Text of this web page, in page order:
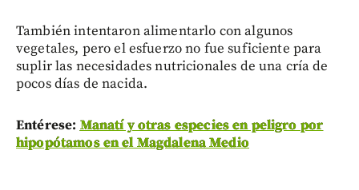
También intentaron alimentarlo con algunos
vegetales, pero el esfuerzo no fue suficiente para
suplir las necesidades nutricionales de una cría de
pocos días de nacida.
Entérese: Manatí y otras especies en peligro por
hipopótamos en el Magdalena Medio